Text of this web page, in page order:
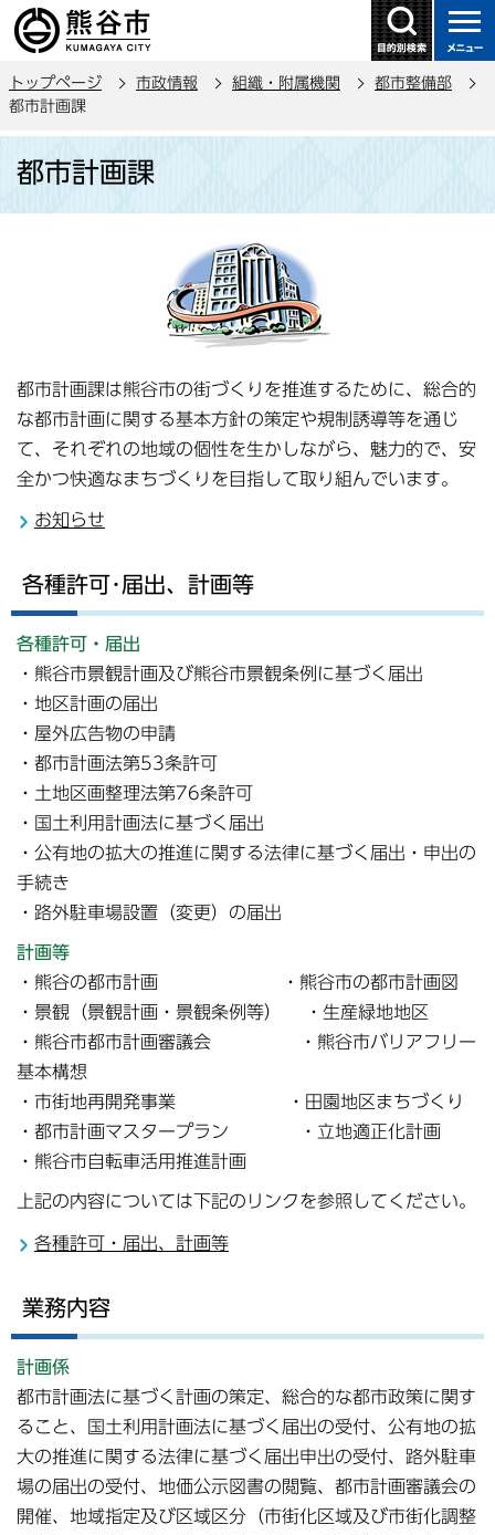
の
ー
トップページ 市政情報 組織・附属機関
都市整備部
都市計画課
都市計画課
都市計画課は熊谷市の街づくりを推進するために、総合的
な都市計画に関する基本方針の策定や規制誘導等を通じ
て、それぞれの地域の個性を生かしながら、魅力的で、安
全かつ快適なまちづくりを目指して取り組んでいます。
お知らせ
各種許可･届出、計画等
各種許可・届出
・熊谷市景観計画及び熊谷市景観条例に基づく届出
・地区計画の届出
・屋外広告物の申請
・都市計画法第53条許可
・土地区画整理法第76条許可
・国土利用計画法に基づく届出
・公有地の拡大の推進に関する法律に基づく届出・申出の
手続き
・路外駐車場設置（変更）の届出
計画等
・熊谷の都市計画 ・熊谷市の都市計画図
・景観（景観計画・景観条例等） ・生産緑地地区
・熊谷市都市計画審議会 ・熊谷市バリアフリー
基本構想
・市街地再開発事業 ・田園地区まちづくり
・都市計画マスタープラン ・立地適正化計画
・熊谷市自転車活用推進計画
上記の内容については下記のリンクを参照してください。
各種許可・届出、計画等
業務内容
計画係
都市計画法に基づく計画の策定、総合的な都市政策に関す
ること、国土利用計画法に基づく届出の受付、公有地の拡
大の推進に関する法律に基づく届出申出の受付、路外駐車
場の届出の受付、地価公示図書の閲覧、都市計画審議会の
開催、地域指定及び区域区分（市街化区域及び市街化調整